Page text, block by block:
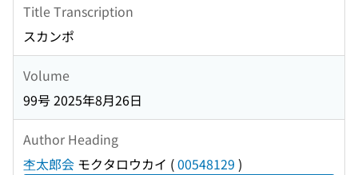
Title Transcription
スカンポ
Volume
99号 2025年8月26日
Author Heading
杢太郎会 モクタロウカイ (00548129 )